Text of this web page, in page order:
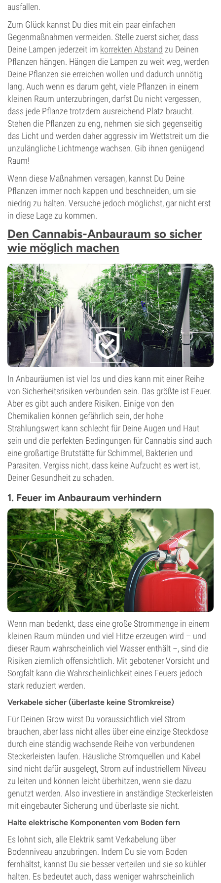
ausfallen.
Zum Glück kannst Du dies mit ein paar einfachen
Gegenmaßnahmen vermeiden. Stelle zuerst sicher, dass
Deine Lampen jederzeit im korrekten Abstand zu Deinen
Pflanzen hängen. Hängen die Lampen zu weit weg, werden
Deine Pflanzen sie erreichen wollen und dadurch unnötig
lang. Auch wenn es darum geht, viele Pflanzen in einem
kleinen Raum unterzubringen, darfst Du nicht vergessen,
dass jede Pflanze trotzdem ausreichend Platz braucht.
Stehen die Pflanzen zu eng, nehmen sie sich gegenseitig
das Licht und werden daher aggressiv im Wettstreit um die
unzulängliche Lichtmenge wachsen. Gib ihnen genügend
Raum!
Wenn diese Maßnahmen versagen, kannst Du Deine
Pflanzen immer noch kappen und beschneiden, um sie
niedrig zu halten. Versuche jedoch möglichst, gar nicht erst
in diese Lage zu kommen.
Den Cannabis-Anbauraum so sicher
wie möglich machen
In Anbauräumen ist viel los und dies kann mit einer Reihe
von Sicherheitsrisiken verbunden sein. Das größte ist Feuer.
Aber es gibt auch andere Risiken. Einige von den
Chemikalien können gefährlich sein, der hohe
Strahlungswert kann schlecht für Deine Augen und Haut
sein und die perfekten Bedingungen für Cannabis sind auch
eine großartige Brutstätte für Schimmel, Bakterien und
Parasiten. Vergiss nicht, dass keine Aufzucht es wert ist,
Deiner Gesundheit zu schaden.
1. Feuer im Anbauraum verhindern
Wenn man bedenkt, dass eine große Strommenge in einem
kleinen Raum münden und viel Hitze erzeugen wird – und
dieser Raum wahrscheinlich viel Wasser enthält –, sind die
Risiken ziemlich offensichtlich. Mit gebotener Vorsicht und
Sorgfalt kann die Wahrscheinlichkeit eines Feuers jedoch
stark reduziert werden.
Verkabele sicher (überlaste keine Stromkreise)
Für Deinen Grow wirst Du voraussichtlich viel Strom
brauchen, aber lass nicht alles über eine einzige Steckdose
durch eine ständig wachsende Reihe von verbundenen
Steckerleisten laufen. Häusliche Stromquellen und Kabel
sind nicht dafür ausgelegt, Strom auf industriellem Niveau
zu leiten und können leicht überhitzen, wenn sie dazu
genutzt werden. Also investiere in anständige Steckerleisten
mit eingebauter Sicherung und überlaste sie nicht.
Halte elektrische Komponenten vom Boden fern
Es lohnt sich, alle Elektrik samt Verkabelung über
Bodenniveau anzubringen. Indem Du sie vom Boden
fernhältst, kannst Du sie besser verteilen und sie so kühler
halten. Es bedeutet auch, dass weniger wahrscheinlich